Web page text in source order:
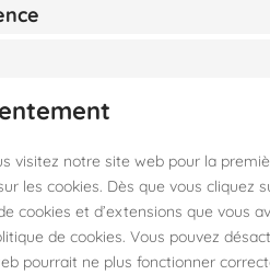
visitez notre site web pour la
les cookies. Dès que vous cliquez
cookies et d’extensions que vous
de cookies. Vous pouvez
pourrait ne plus fonctionner